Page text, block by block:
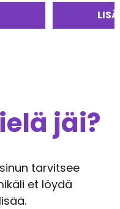
jäi?
tarvitsee
et löydä